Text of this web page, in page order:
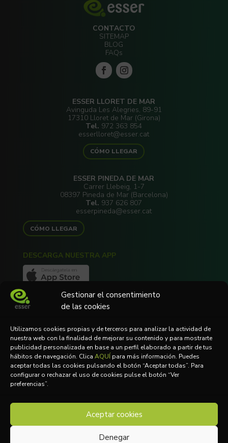
Gestionar el consentimiento
de las cookies
Utilizamos cookies propias y de terceros para analizar la actividad de
nuestra web con la finalidad de mejorar su contenido y para mostrarte
publicidad personalizada en base a un perfil elaborado a partir de tus
hábitos de navegación. Clica AQUÍ para más información. Puedes
aceptar todas las cookies pulsando el botón “Aceptar todas”. Para
configurar o rechazar el uso de cookies pulse el botón “Ver
preferencias”.
Aceptar cookies
Denegar
CONTACTO
SITEMAP
BLOG
FAQs
ESSER LLORET DE MAR
Avinguda Les Alegries, 89-91
17310 Lloret de Mar (Girona)
Tel. 972 363 854
esserlloret@esser.cat
CÓMO LLEGAR
ESSER PINEDA DE MAR
Carrer Llebeig, 1-7
08397 Pineda de Mar (Barcelona)
Tel. 937 626 807
esserpineda@esser.cat
CÓMO LLEGAR
DESCARGA NUESTRA APP
NEWSLETTER
Suscríbete a nuestra Newsletter
Acepto laPolítica de Privacidad